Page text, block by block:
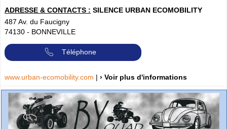
ADRESSE & CONTACTS : SILENCE URBAN ECOMOBILITY
487 Av. du Faucigny
74130 - BONNEVILLE
Téléphone
www.urban-ecomobility.com | › Voir plus d'informations